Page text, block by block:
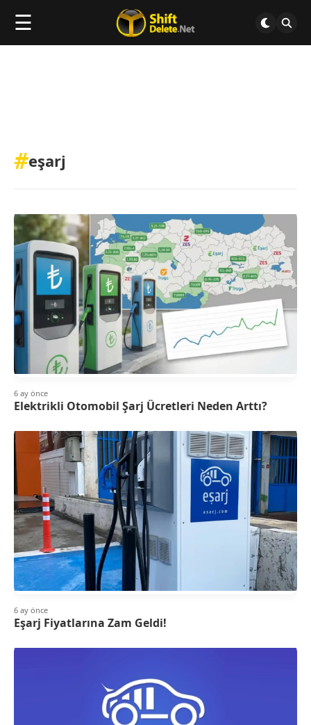
☰
#eşarj
6 ay önce
Elektrikli Otomobil Şarj Ücretleri Neden Arttı?
6 ay önce
Eşarj Fiyatlarına Zam Geldi!